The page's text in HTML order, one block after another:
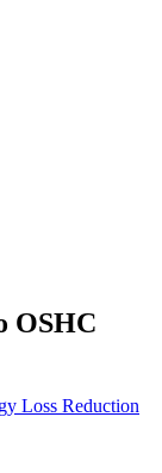
OSHC
Loss Reduction